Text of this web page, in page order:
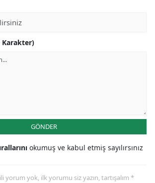
Karakter)
GÖNDER
okumuş ve kabul etmiş sayılırsınız
yorum yok, ilk yorumu siz yazın, tartışalım *